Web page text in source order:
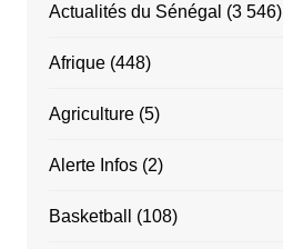
Actualités du Sénégal (3 546)
Afrique(448)
Agriculture(5)
Alerte Infos(2)
Basketball (108)